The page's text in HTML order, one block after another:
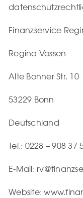
Finanzservice
Regina Vossen
Alte Bonner Str. 10
53229 Bonn
Deutschland
Tel.: 0228 – 908 37
E-Mail:
Website: